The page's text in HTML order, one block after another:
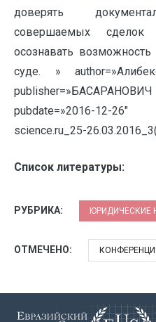
доверять
совершаемых
осознавать
суде. »
pubdate=»2016-12-
science.ru_25-
Список литературы:
РУБРИКА: ЮРИДИЧЕСКИЕ
ОТМЕЧЕНО: